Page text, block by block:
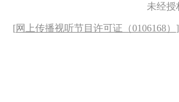
未经授
[网上传播视听节目许可证（0106168）